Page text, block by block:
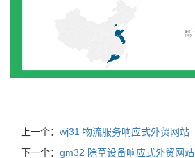
上一个： wj31 物流服务响应式外贸网站
下一个： gm32 除草设备响应式外贸网站